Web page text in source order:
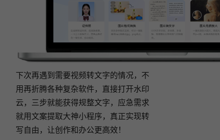
下次再遇到需要视频转文字的情况，不
用再折腾各种复杂软件，直接打开水印
云，三步就能获得规整文字，应急需求
就用文案提取大神小程序，真正实现转
写自由，让创作和办公更高效！